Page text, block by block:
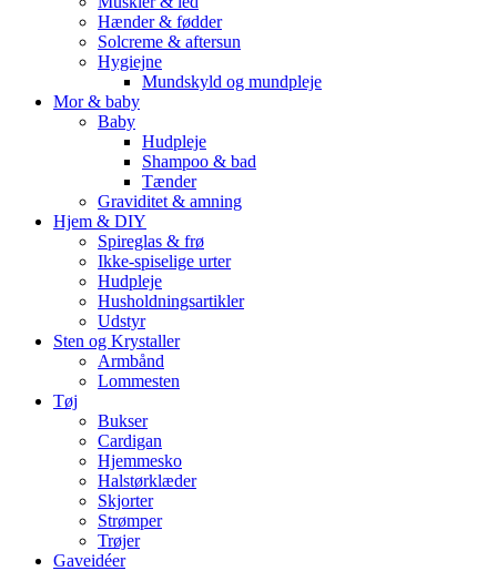
Hænder & fødder
Solcreme & aftersun
Hygiejne
Mundskyld og mundpleje
Mor & baby
Baby
Hudpleje
Shampoo & bad
Tænder
Graviditet & amning
Hjem & DIY
Spireglas & frø
Ikke-spiselige urter
Hudpleje
Husholdningsartikler
Udstyr
Sten og Krystaller
Armbånd
Lommesten
Tøj
Bukser
Cardigan
Hjemmesko
Halstørklæder
Skjorter
Strømper
Trøjer
Gaveidéer